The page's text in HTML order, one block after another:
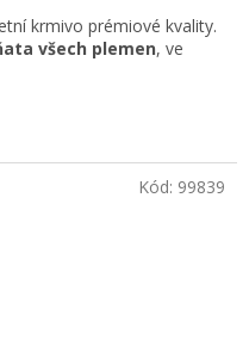
krmivo prémiové kvality.
všech plemen, ve
Kód: 99839